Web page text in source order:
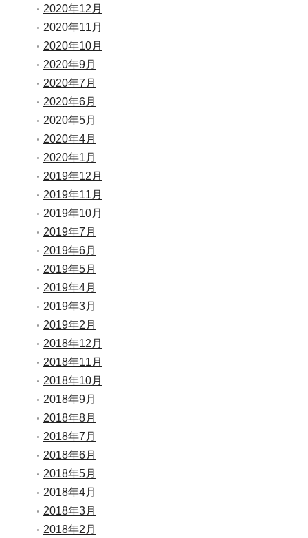
2020年12月
2020年11月
2020年10月
2020年9月
2020年7月
2020年6月
2020年5月
2020年4月
2020年1月
2019年12月
2019年11月
2019年10月
2019年7月
2019年6月
2019年5月
2019年4月
2019年3月
2019年2月
2018年12月
2018年11月
2018年10月
2018年9月
2018年8月
2018年7月
2018年6月
2018年5月
2018年4月
2018年3月
2018年2月